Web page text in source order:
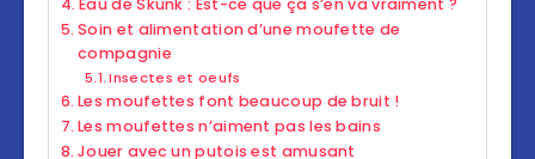
Eau de Skunk : Est-ce que ça s’en va vraiment ?
Soin et alimentation d’une moufette de
compagnie
Insectes et oeufs
Les moufettes font beaucoup de bruit !
Les moufettes n’aiment pas les bains
Jouer avec un putois est amusant